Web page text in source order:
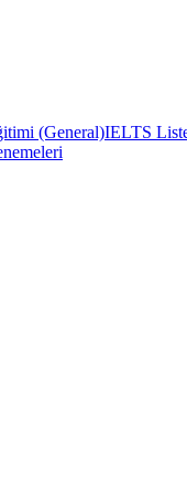
(General)IELTS